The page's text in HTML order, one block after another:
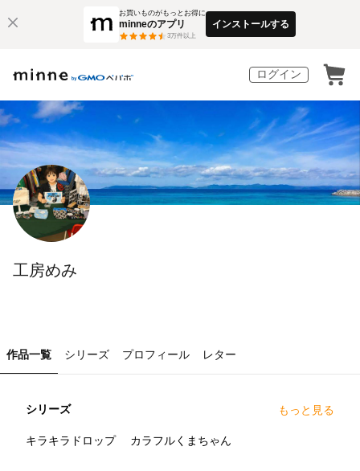
お買いものがもっとお得に
minneのアプリ
3万件以上
インストールする
ログイン
工房めみ
作品一覧 シリーズ プロフィール レター
シリーズ もっと見る
キラキラドロップ カラフルくまちゃん